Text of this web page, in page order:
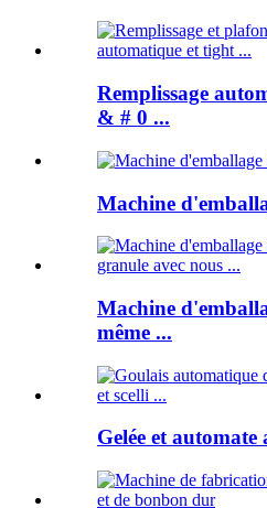
Remplissage
& # 0 ...
Machine
Machine
même ...
Gelée et automate